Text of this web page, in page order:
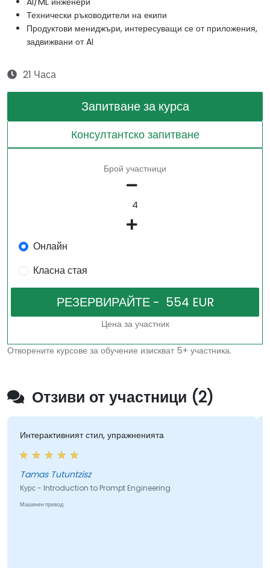
Технически ръководители на екипи
Продуктови мениджъри, интересуващи се от приложения,
задвижвани от AI
21 Часа
Запитване за курса
Консултантско запитване
Брой участници
Онлайн
Класна стая
Цена за участник
Отворените курсове за обучение изискват 5+ участника.
Отзиви от участници (2)
Интерактивният стил, упражненията
Tamas Tutuntzisz
Курс - Introduction to Prompt Engineering
Машинен превод